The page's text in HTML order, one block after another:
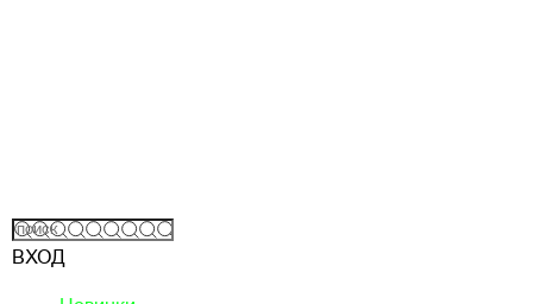
ВХОД